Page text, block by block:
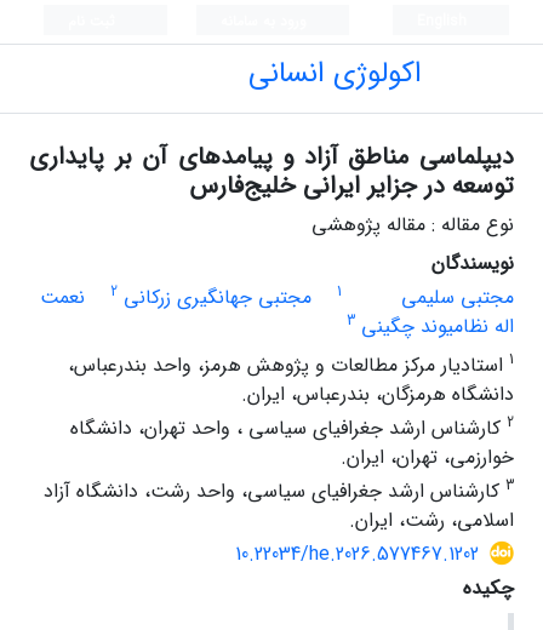
اکولوژی انسانی
دیپلماسی مناطق آزاد و پیامدهای آن بر پایداری
توسعه در جزایر ایرانی خلیج‌فارس
نوع مقاله : مقاله پژوهشی
نویسندگان
مجتبی سلیمی
1 مجتبی جهانگیری زرکانی 2
نعمت
اله نظامیوند چگینی 3
1 استادیار مرکز مطالعات و پژوهش هرمز، واحد بندرعباس،
دانشگاه هرمزگان، بندرعباس، ایران.
2 کارشناس ارشد جغرافیای سیاسی ، واحد تهران، دانشگاه
خوارزمی، تهران، ایران.
3 کارشناس ارشد جغرافیای سیاسی، واحد رشت، دانشگاه آزاد
اسلامی، رشت، ایران.
10.22034/he.2026.577467.1202
چکیده